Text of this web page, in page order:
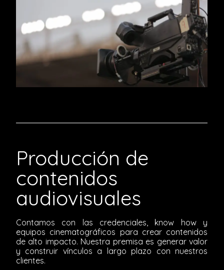
Producción de
contenidos
audiovisuales
Contamos con las credenciales, know how y
equipos cinematográficos para crear contenidos
de alto impacto. Nuestra premisa es generar valor
y construir vínculos a largo plazo con nuestros
clientes.